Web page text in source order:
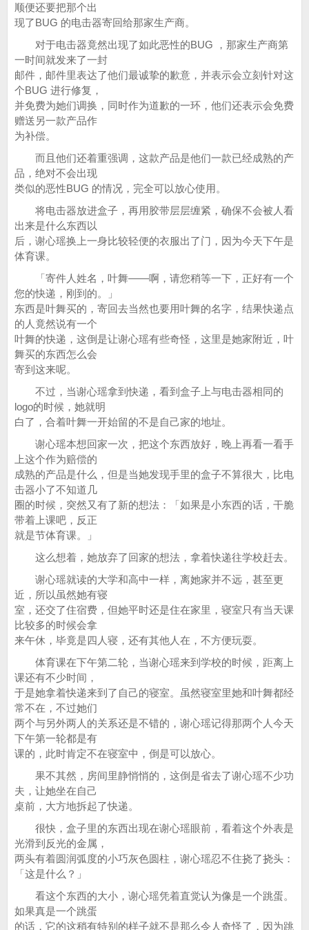
顺便还要把那个出
现了BUG 的电击器寄回给那家生产商。
对于电击器竟然出现了如此恶性的BUG ，那家生产商第
一时间就发来了一封
邮件，邮件里表达了他们最诚挚的歉意，并表示会立刻针对这
个BUG 进行修复，
并免费为她们调换，同时作为道歉的一环，他们还表示会免费
赠送另一款产品作
为补偿。
而且他们还着重强调，这款产品是他们一款已经成熟的产
品，绝对不会出现
类似的恶性BUG 的情况，完全可以放心使用。
将电击器放进盒子，再用胶带层层缠紧，确保不会被人看
出来是什么东西以
后，谢心瑶换上一身比较轻便的衣服出了门，因为今天下午是
体育课。
「寄件人姓名，叶舞——啊，请您稍等一下，正好有一个
您的快递，刚到的。」
东西是叶舞买的，寄回去当然也要用叶舞的名字，结果快递点
的人竟然说有一个
叶舞的快递，这倒是让谢心瑶有些奇怪，这里是她家附近，叶
舞买的东西怎么会
寄到这来呢。
不过，当谢心瑶拿到快递，看到盒子上与电击器相同的
logo的时候，她就明
白了，合着叶舞一开始留的不是自己家的地址。
谢心瑶本想回家一次，把这个东西放好，晚上再看一看手
上这个作为赔偿的
成熟的产品是什么，但是当她发现手里的盒子不算很大，比电
击器小了不知道几
圈的时候，突然又有了新的想法：「如果是小东西的话，干脆
带着上课吧，反正
就是节体育课。」
这么想着，她放弃了回家的想法，拿着快递往学校赶去。
谢心瑶就读的大学和高中一样，离她家并不远，甚至更
近，所以虽然她有寝
室，还交了住宿费，但她平时还是住在家里，寝室只有当天课
比较多的时候会拿
来午休，毕竟是四人寝，还有其他人在，不方便玩耍。
体育课在下午第二轮，当谢心瑶来到学校的时候，距离上
课还有不少时间，
于是她拿着快递来到了自己的寝室。虽然寝室里她和叶舞都经
常不在，不过她们
两个与另外两人的关系还是不错的，谢心瑶记得那两个人今天
下午第一轮都是有
课的，此时肯定不在寝室中，倒是可以放心。
果不其然，房间里静悄悄的，这倒是省去了谢心瑶不少功
夫，让她坐在自己
桌前，大方地拆起了快递。
很快，盒子里的东西出现在谢心瑶眼前，看着这个外表是
光滑到反光的金属，
两头有着圆润弧度的小巧灰色圆柱，谢心瑶忍不住挠了挠头：
「这是什么？」
看这个东西的大小，谢心瑶凭着直觉认为像是一个跳蛋。
如果真是一个跳蛋
的话，它的这稍有特别的样子就不是那么令人奇怪了，因为跳